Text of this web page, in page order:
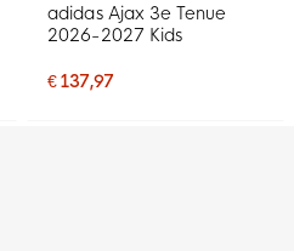
adidas Ajax 3e Tenue
2026-2027 Kids
€ 137,97